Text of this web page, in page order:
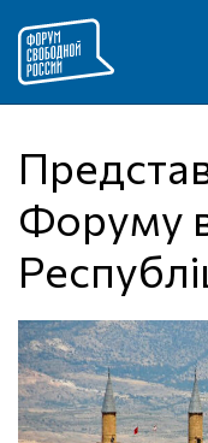
до
вмісту
Представництво
Форуму